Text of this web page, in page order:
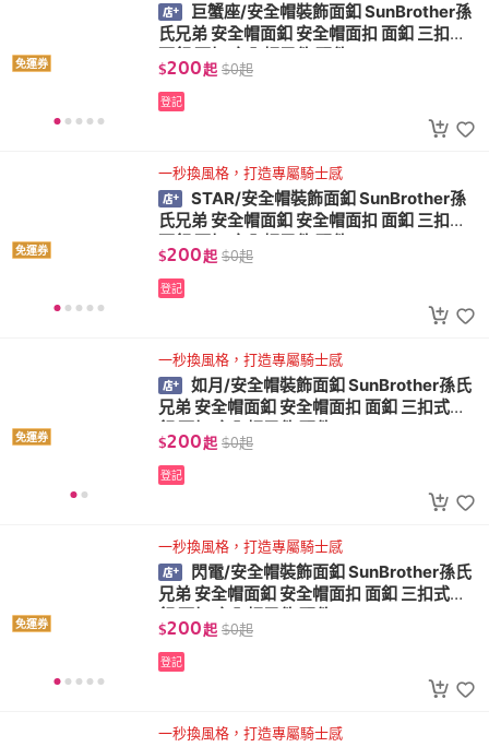
免運券
巨蟹座/安全帽裝飾面釦 SunBrother孫
氏兄弟 安全帽面釦 安全帽面扣 面釦 三扣式
面釦 面扣 安全帽零件 配件
$200起 $0起
登記
免運券
一秒換風格，打造專屬騎士感
STAR/安全帽裝飾面釦 SunBrother孫
氏兄弟 安全帽面釦 安全帽面扣 面釦 三扣式
面釦 面扣 安全帽零件 配件
$200起 $0起
登記
免運券
一秒換風格，打造專屬騎士感
如月/安全帽裝飾面釦 SunBrother孫氏
兄弟 安全帽面釦 安全帽面扣 面釦 三扣式面
釦 面扣 安全帽零件 配件
$200起 $0起
登記
免運券
一秒換風格，打造專屬騎士感
閃電/安全帽裝飾面釦 SunBrother孫氏
兄弟 安全帽面釦 安全帽面扣 面釦 三扣式面
釦 面扣 安全帽零件 配件
$200起 $0起
登記
一秒換風格，打造專屬騎士感